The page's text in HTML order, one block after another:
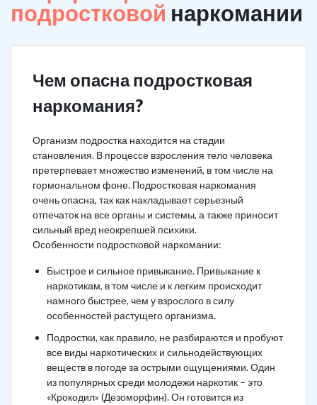
подростковой наркомании
Чем опасна подростковая
наркомания?
Организм подростка находится на стадии
становления. В процессе взросления тело человека
претерпевает множество изменений, в том числе на
гормональном фоне. Подростковая наркомания
очень опасна, так как накладывает серьезный
отпечаток на все органы и системы, а также приносит
сильный вред неокрепшей психики.
Особенности подростковой наркомании:
Быстрое и сильное привыкание. Привыкание к
наркотикам, в том числе и к легким происходит
намного быстрее, чем у взрослого в силу
особенностей растущего организма.
Подростки, как правило, не разбираются и пробуют
все виды наркотических и сильнодействующих
веществ в погоде за острыми ощущениями. Один
из популярных среди молодежи наркотик – это
«Крокодил» (Дезоморфин). Он готовится из